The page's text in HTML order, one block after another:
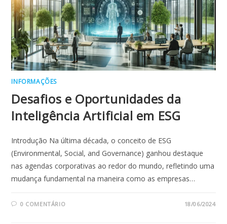
INFORMAÇÕES
Desafios e Oportunidades da
Inteligência Artificial em ESG
Introdução Na última década, o conceito de ESG
(Environmental, Social, and Governance) ganhou destaque
nas agendas corporativas ao redor do mundo, refletindo uma
mudança fundamental na maneira como as empresas…
0 COMENTÁRIO 18/06/2024